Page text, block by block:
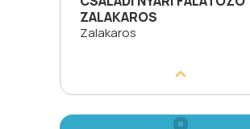
ZALAKAROS
Zalakaros